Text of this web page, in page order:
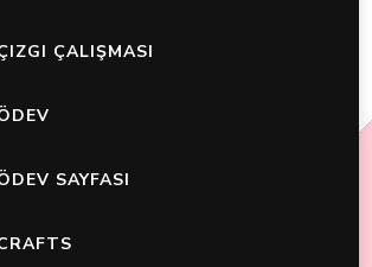
ÇALIŞMASI
SAYFASI